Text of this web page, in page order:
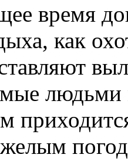
время
как
людьми